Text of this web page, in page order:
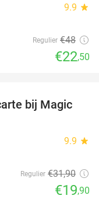
9.9 star
Regulier €48
€22,50
38%
bij Magic
9.9 star
Regulier €31,90
€19,90